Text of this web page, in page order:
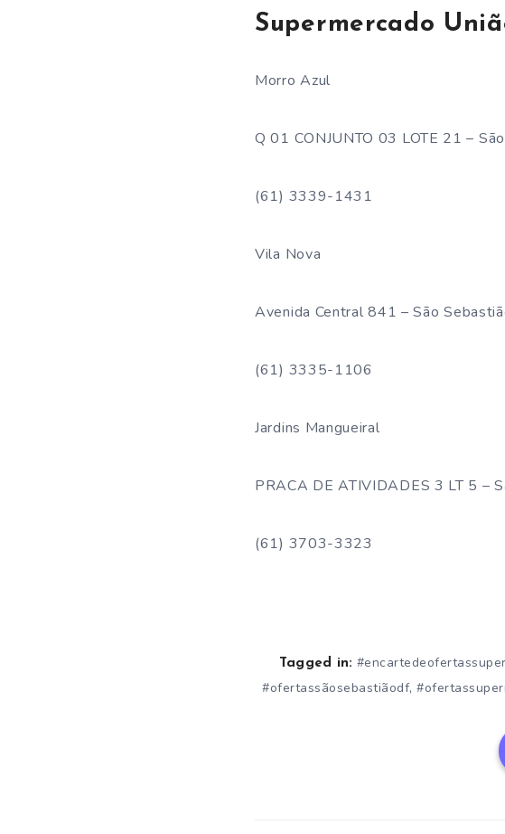
Supermercado
Morro Azul
Q 01 CONJUNTO 03 LOTE 21 –
(61) 3339-1431
Vila Nova
Avenida Central 841 – São
(61) 3335-1106
Jardins Mangueiral
PRACA DE ATIVIDADES 3 LT 5 –
(61) 3703-3323
Tagged in:
#ofertassãosebastiãodf,